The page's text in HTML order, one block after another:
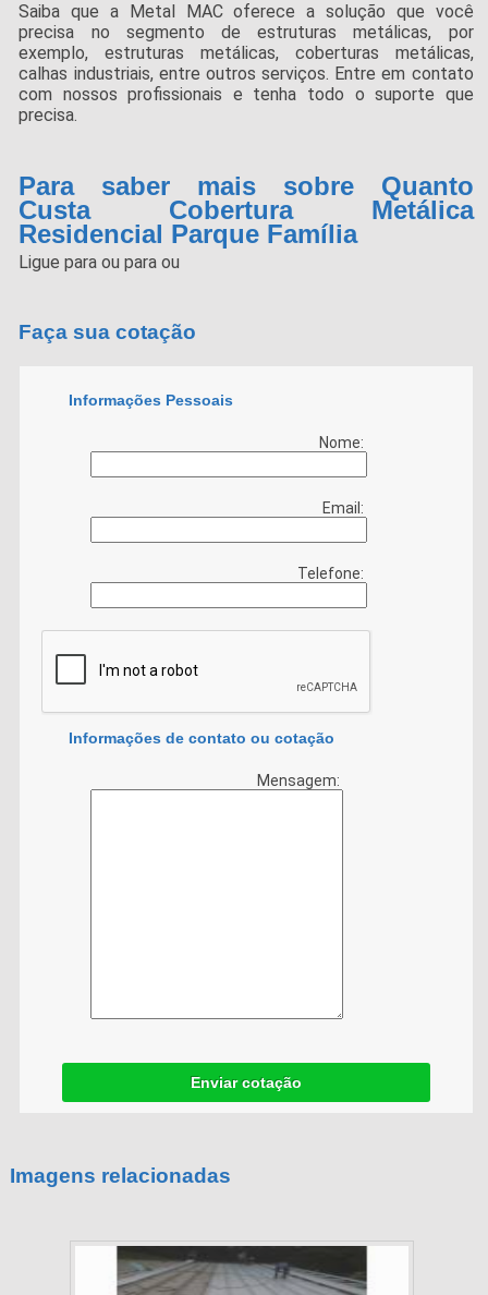
Saiba que a Metal MAC oferece a solução que você
precisa no segmento de estruturas metálicas, por
exemplo, estruturas metálicas, coberturas metálicas,
calhas industriais, entre outros serviços. Entre em contato
com nossos profissionais e tenha todo o suporte que
precisa.
Para saber mais sobre Quanto
Custa Cobertura Metálica
Residencial Parque Família
Ligue paraou paraou
Faça sua cotação
Informações Pessoais
Nome:
Email:
Telefone:
Informações de contato ou cotação
Mensagem:
Enviar cotação
Imagens relacionadas